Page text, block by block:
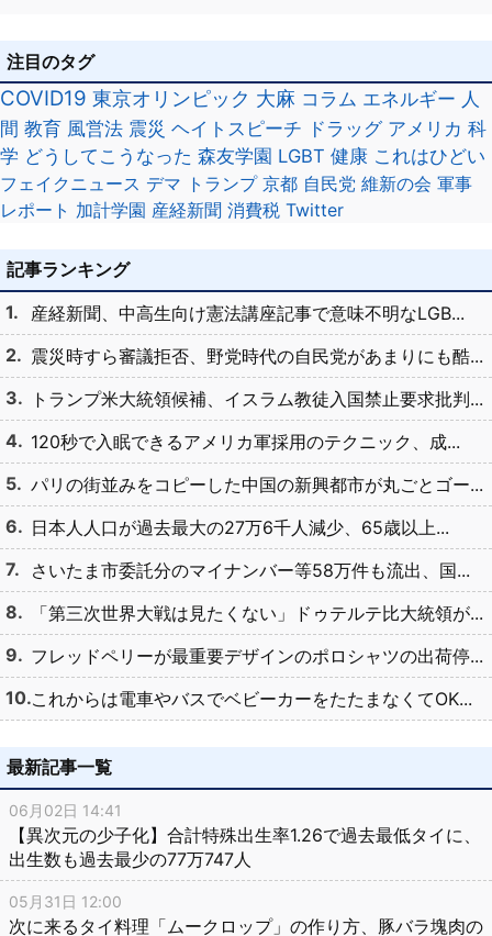
注目のタグ
COVID19 東京オリンピック 大麻 コラム エネルギー 人
間 教育 風営法 震災 ヘイトスピーチ ドラッグ アメリカ 科
学 どうしてこうなった 森友学園 LGBT 健康 これはひどい
フェイクニュース デマ トランプ 京都 自民党 維新の会 軍事
レポート 加計学園 産経新聞 消費税 Twitter
記事ランキング
産経新聞、中高生向け憲法講座記事で意味不明なLGB...
震災時すら審議拒否、野党時代の自民党があまりにも酷...
トランプ米大統領候補、イスラム教徒入国禁止要求批判...
120秒で入眠できるアメリカ軍採用のテクニック、成...
パリの街並みをコピーした中国の新興都市が丸ごとゴー...
日本人人口が過去最大の27万6千人減少、65歳以上...
さいたま市委託分のマイナンバー等58万件も流出、国...
「第三次世界大戦は見たくない」ドゥテルテ比大統領が...
フレッドペリーが最重要デザインのポロシャツの出荷停...
これからは電車やバスでベビーカーをたたまなくてOK...
最新記事一覧
06月02日 14:41
【異次元の少子化】合計特殊出生率1.26で過去最低タイに、
出生数も過去最少の77万747人
05月31日 12:00
次に来るタイ料理「ムークロップ」の作り方、豚バラ塊肉の